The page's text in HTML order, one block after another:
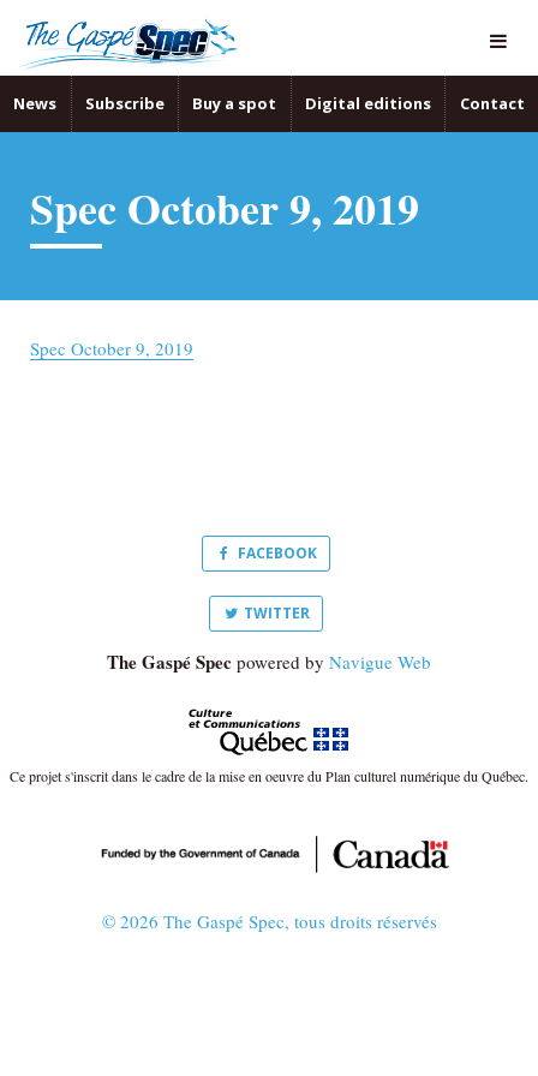
News Subscribe Buy a spot Digital editions Contact
Spec October 9, 2019
Spec October 9, 2019
FACEBOOK
TWITTER
The Gaspé Spec powered by Navigue Web
Ce projet s'inscrit dans le cadre de la mise en oeuvre du Plan culturel numérique du Québec.
© 2026 The Gaspé Spec, tous droits réservés